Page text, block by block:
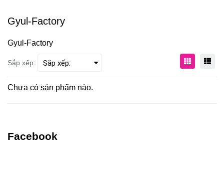
Gyul-Factory
Gyul-Factory
Sắp xếp:
Chưa có sản phẩm nào.
Facebook